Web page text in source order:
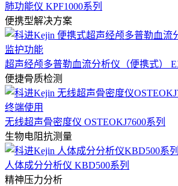
肺功能仪 KPF1000系列
便携型解决方案
超声经颅多普勒血流分析仪（便携式）
便捷骨质检测
无线超声骨密度仪 OSTEOKJ7600系列
生物电阻抗测量
人体成分分析仪 KBD500系列
精神压力分析